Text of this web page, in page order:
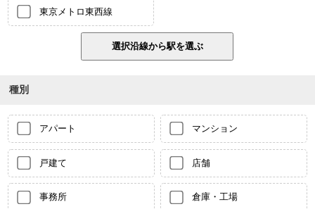
東京メトロ東西線
種別
アパート マンション
戸建て 店舗
事務所 倉庫・工場